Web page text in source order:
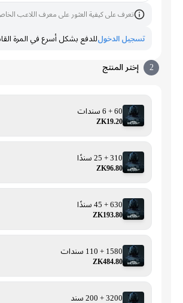
تعرف على كيفية العثور على معرف اللاعب الخاص بك
تسجيل الدخول للدفع بشكل أسرع في المرة القادمة
إختر المنتج
ZK19.20
310 + 25 سندًا
ZK96.80
630 + 45 سندًا
ZK193.80
1580 + 110 سندات
ZK484.80
3200 + 200 سند